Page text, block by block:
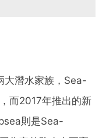
大潛水家族，Sea-
而2017年推出的新
則是Sea-